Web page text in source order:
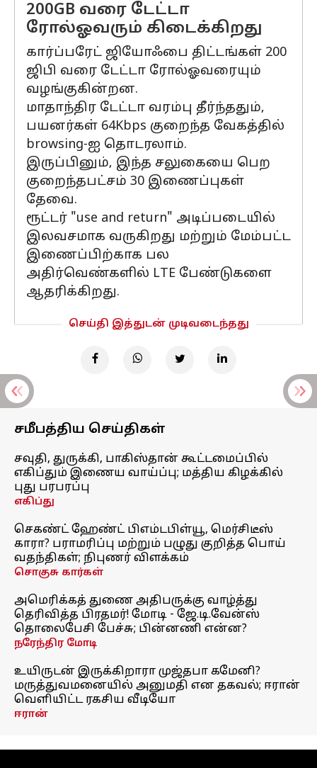
200GB வரை டேட்டா
ரோல்ஓவரும் கிடைக்கிறது
கார்ப்பரேட் ஜியோஃபை திட்டங்கள் 200
ஜிபி வரை டேட்டா ரோல்ஓவரையும்
வழங்குகின்றன.
மாதாந்திர டேட்டா வரம்பு தீர்ந்ததும்,
பயனர்கள் 64Kbps குறைந்த வேகத்தில்
browsing-ஐ தொடரலாம்.
இருப்பினும், இந்த சலுகையை பெற
குறைந்தபட்சம் 30 இணைப்புகள்
தேவை.
ரூட்டர் "use and return" அடிப்படையில்
இலவசமாக வருகிறது மற்றும் மேம்பட்ட
இணைப்பிற்காக பல
அதிர்வெண்களில் LTE பேண்டுகளை
ஆதரிக்கிறது.
செய்தி இத்துடன் முடிவடைந்தது
சமீபத்திய செய்திகள்
சவுதி, துருக்கி, பாகிஸ்தான் கூட்டமைப்பில்
எகிப்தும் இணைய வாய்ப்பு; மத்திய கிழக்கில்
புது பரபரப்பு
எகிப்து
செகண்ட் ஹேண்ட் பிஎம்டபிள்யூ, மெர்சிடீஸ்
காரா? பராமரிப்பு மற்றும் பழுது குறித்த பொய்
வதந்திகள்; நிபுணர் விளக்கம்
சொகுசு கார்கள்
அமெரிக்கத் துணை அதிபருக்கு வாழ்த்து
தெரிவித்த பிரதமர்! மோடி - ஜே.டி.வேன்ஸ்
தொலைபேசி பேச்சு; பின்னணி என்ன?
நரேந்திர மோடி
உயிருடன் இருக்கிறாரா முஜ்தபா கமேனி?
மருத்துவமனையில் அனுமதி என தகவல்; ஈரான்
வெளியிட்ட ரகசிய வீடியோ
ஈரான்